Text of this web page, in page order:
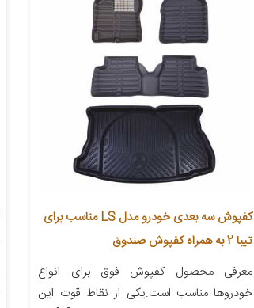
کفپوش سه بعدی خودرو مدل LS مناسب برای
تیبا 2 به همراه کفپوش صندوق
معرفی محصول کفپوش فوق برای انواع
خودروها مناسب است.یکی از نقاط قوت این